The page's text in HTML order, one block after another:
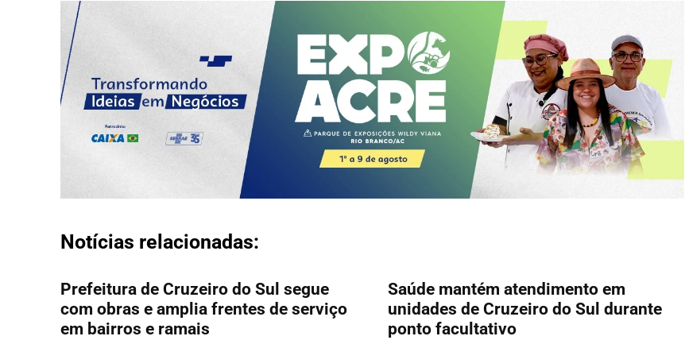
Notícias relacionadas:
Prefeitura de Cruzeiro do Sul segue
com obras e amplia frentes de serviço
em bairros e ramais
Saúde mantém atendimento em
unidades de Cruzeiro do Sul durante
ponto facultativo